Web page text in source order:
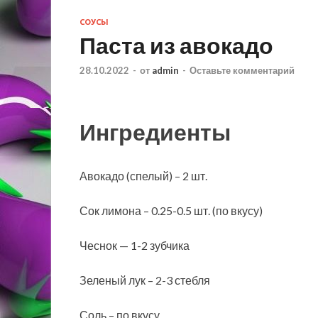
СОУСЫ
Паста из авокадо
28.10.2022 - от admin - Оставьте комментарий
Ингредиенты
Авокадо (спелый) – 2 шт.
Сок лимона – 0.25-0.5 шт. (по вкусу)
Чеснок — 1-2 зубчика
Зеленый лук – 2-3 стебля
Соль – по вкусу